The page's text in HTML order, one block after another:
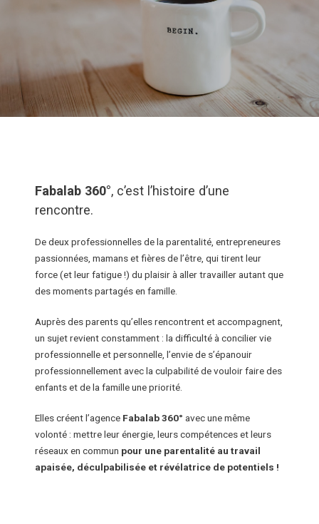
Fabalab 360°, c’est l’histoire d’une
rencontre.
De deux professionnelles de la parentalité, entrepreneures
passionnées, mamans et fières de l’être, qui tirent leur
force (et leur fatigue !) du plaisir à aller travailler autant que
des moments partagés en famille.
Auprès des parents qu’elles rencontrent et accompagnent,
un sujet revient constamment : la difficulté à concilier vie
professionnelle et personnelle, l’envie de s’épanouir
professionnellement avec la culpabilité de vouloir faire des
enfants et de la famille une priorité.
Elles créentl’agence Fabalab 360° avec une même
volonté : mettre leur énergie, leurs compétences et leurs
réseaux en commun pour une parentalité au travail
apaisée, déculpabilisée et révélatrice de potentiels !